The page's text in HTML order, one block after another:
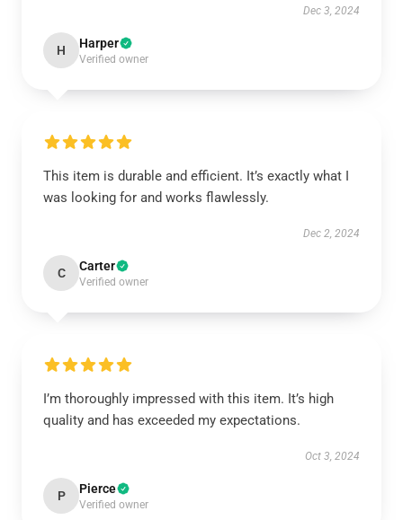
Dec 3, 2024
H Harper
Verified owner
This item is durable and efficient. It’s exactly what I
was looking for and works flawlessly.
Dec 2, 2024
C Carter
Verified owner
I’m thoroughly impressed with this item. It’s high
quality and has exceeded my expectations.
Oct 3, 2024
P Pierce
Verified owner